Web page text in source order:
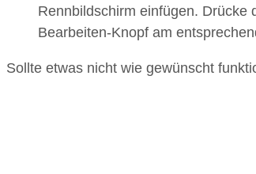
Rennbildschirm einfügen. Drücke
Bearbeiten-Knopf am
Sollte etwas nicht wie gewünscht